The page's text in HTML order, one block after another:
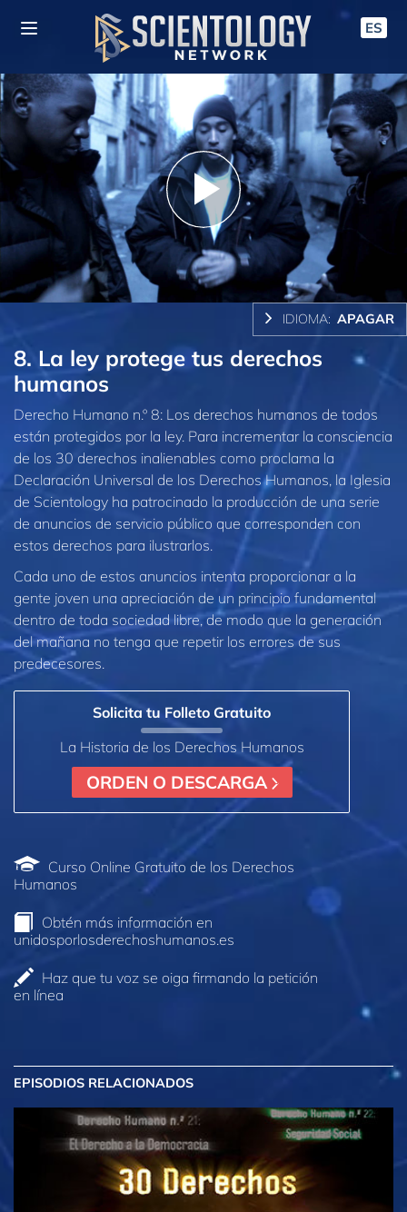
ES
Play
Video
IDIOMA: APAGAR
8. La ley protege tus derechos
humanos
Derecho Humano n.º 8: Los derechos humanos de todos
están protegidos por la ley. Para incrementar la consciencia
de los 30 derechos inalienables como proclama la
Declaración Universal de los Derechos Humanos, la Iglesia
de Scientology ha patrocinado la producción de una serie
de anuncios de servicio público que corresponden con
estos derechos para ilustrarlos.
Cada uno de estos anuncios intenta proporcionar a la
gente joven una apreciación de un principio fundamental
dentro de toda sociedad libre, de modo que la generación
del mañana no tenga que repetir los errores de sus
predecesores.
Solicita tu Folleto Gratuito
La Historia de los Derechos Humanos
ORDEN O DESCARGA
Curso Online Gratuito de los Derechos
Humanos
Obtén más información en
unidosporlosderechoshumanos.es
Haz que tu voz se oiga firmando la petición
en línea
EPISODIOS RELACIONADOS